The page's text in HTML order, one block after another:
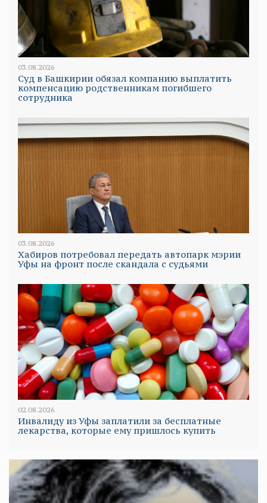
03.08.2026
Суд в Башкирии обязал компанию выплатить
компенсацию родственникам погибшего
сотрудника
03.08.2026
Хабиров потребовал передать автопарк мэрии
Уфы на фронт после скандала с судьями
02.08.2026
Инвалиду из Уфы заплатили за бесплатные
лекарства, которые ему пришлось купить